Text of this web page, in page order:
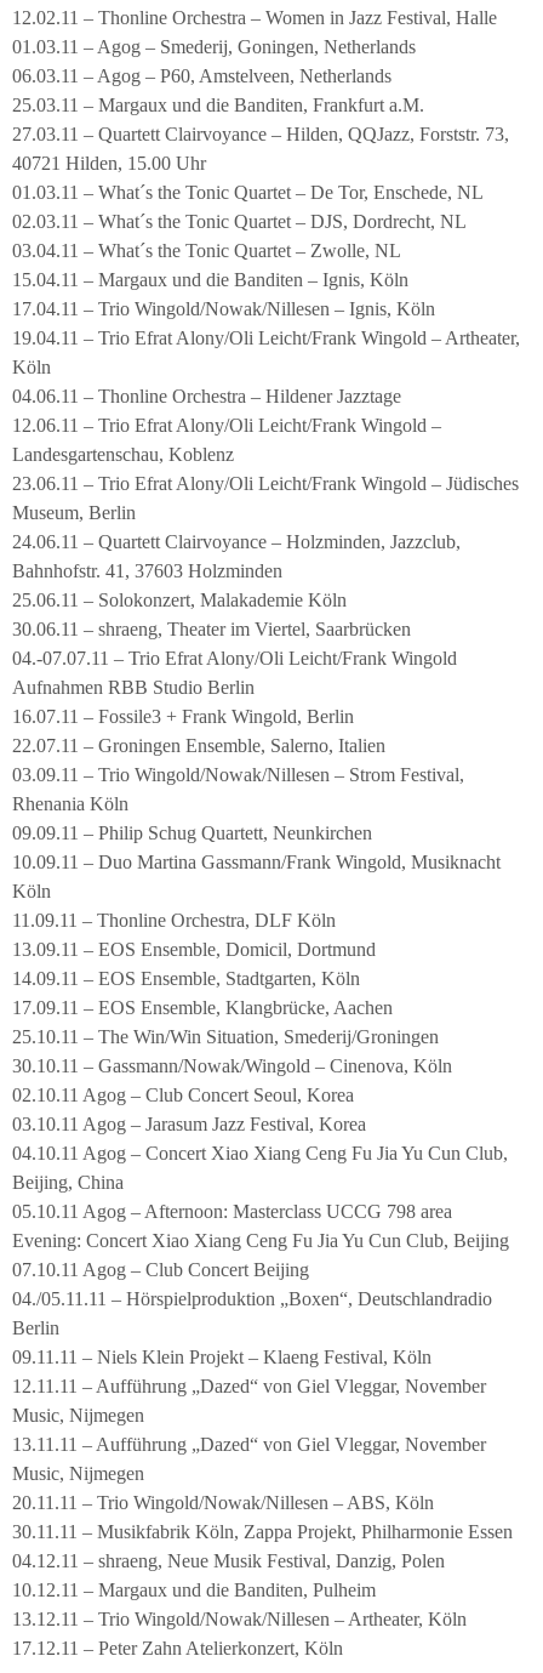
12.02.11 – Thonline Orchestra – Women in Jazz Festival, Halle
01.03.11 – Agog – Smederij, Goningen, Netherlands
06.03.11 – Agog – P60, Amstelveen, Netherlands
25.03.11 – Margaux und die Banditen, Frankfurt a.M.
27.03.11 – Quartett Clairvoyance – Hilden, QQJazz, Forststr. 73,
40721 Hilden, 15.00 Uhr
01.03.11 – What´s the Tonic Quartet – De Tor, Enschede, NL
02.03.11 – What´s the Tonic Quartet – DJS, Dordrecht, NL
03.04.11 – What´s the Tonic Quartet – Zwolle, NL
15.04.11 – Margaux und die Banditen – Ignis, Köln
17.04.11 – Trio Wingold/Nowak/Nillesen – Ignis, Köln
19.04.11 – Trio Efrat Alony/Oli Leicht/Frank Wingold – Artheater,
Köln
04.06.11 – Thonline Orchestra – Hildener Jazztage
12.06.11 – Trio Efrat Alony/Oli Leicht/Frank Wingold –
Landesgartenschau, Koblenz
23.06.11 – Trio Efrat Alony/Oli Leicht/Frank Wingold – Jüdisches
Museum, Berlin
24.06.11 – Quartett Clairvoyance – Holzminden, Jazzclub,
Bahnhofstr. 41, 37603 Holzminden
25.06.11 – Solokonzert, Malakademie Köln
30.06.11 – shraeng, Theater im Viertel, Saarbrücken
04.-07.07.11 – Trio Efrat Alony/Oli Leicht/Frank Wingold
Aufnahmen RBB Studio Berlin
16.07.11 – Fossile3 + Frank Wingold, Berlin
22.07.11 – Groningen Ensemble, Salerno, Italien
03.09.11 – Trio Wingold/Nowak/Nillesen – Strom Festival,
Rhenania Köln
09.09.11 – Philip Schug Quartett, Neunkirchen
10.09.11 – Duo Martina Gassmann/Frank Wingold, Musiknacht
Köln
11.09.11 – Thonline Orchestra, DLF Köln
13.09.11 – EOS Ensemble, Domicil, Dortmund
14.09.11 – EOS Ensemble, Stadtgarten, Köln
17.09.11 – EOS Ensemble, Klangbrücke, Aachen
25.10.11 – The Win/Win Situation, Smederij/Groningen
30.10.11 – Gassmann/Nowak/Wingold – Cinenova, Köln
02.10.11 Agog – Club Concert Seoul, Korea
03.10.11 Agog – Jarasum Jazz Festival, Korea
04.10.11 Agog – Concert Xiao Xiang Ceng Fu Jia Yu Cun Club,
Beijing, China
05.10.11 Agog – Afternoon: Masterclass UCCG 798 area
Evening: Concert Xiao Xiang Ceng Fu Jia Yu Cun Club, Beijing
07.10.11 Agog – Club Concert Beijing
04./05.11.11 – Hörspielproduktion „Boxen“, Deutschlandradio
Berlin
09.11.11 – Niels Klein Projekt – Klaeng Festival, Köln
12.11.11 – Aufführung „Dazed“ von Giel Vleggar, November
Music, Nijmegen
13.11.11 – Aufführung „Dazed“ von Giel Vleggar, November
Music, Nijmegen
20.11.11 – Trio Wingold/Nowak/Nillesen – ABS, Köln
30.11.11 – Musikfabrik Köln, Zappa Projekt, Philharmonie Essen
04.12.11 – shraeng, Neue Musik Festival, Danzig, Polen
10.12.11 – Margaux und die Banditen, Pulheim
13.12.11 – Trio Wingold/Nowak/Nillesen – Artheater, Köln
17.12.11 – Peter Zahn Atelierkonzert, Köln